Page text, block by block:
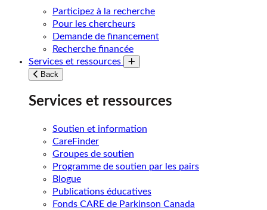
Participez à la recherche
Pour les chercheurs
Demande de financement
Recherche financée
Services et ressources
Toggle submenu
Back
Services et ressources
Soutien et information
CareFinder
Groupes de soutien
Programme de soutien par les pairs
Blogue
Publications éducatives
Fonds CARE de Parkinson Canada